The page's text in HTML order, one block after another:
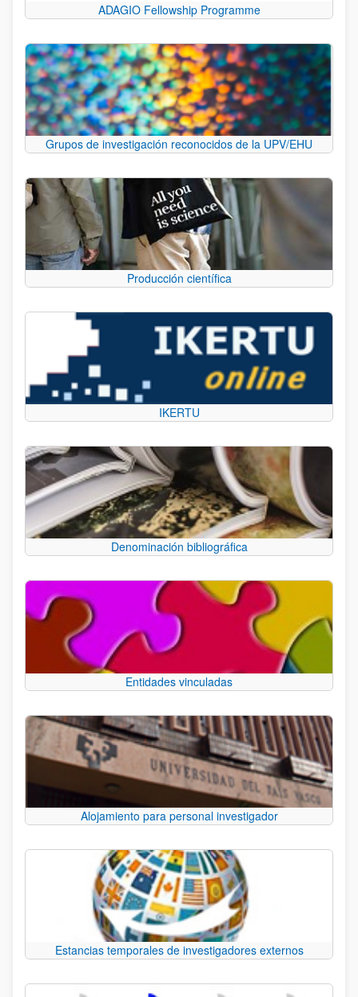
ADAGIO Fellowship Programme
Grupos de investigación reconocidos de la UPV/EHU
Producción científica
IKERTU
Denominación bibliográfica
Entidades vinculadas
Alojamiento para personal investigador
Estancias temporales de investigadores externos